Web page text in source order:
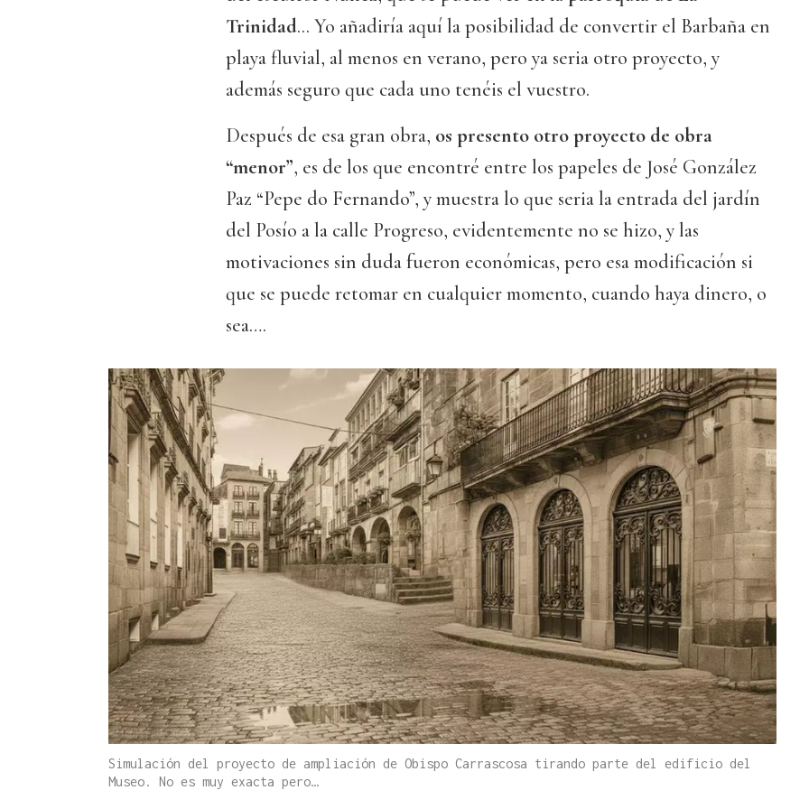
Trinidad... Yo añadiría aquí la posibilidad de convertir el Barbaña en
playa fluvial, al menos en verano, pero ya seria otro proyecto, y
además seguro que cada uno tenéis el vuestro.
Después de esa gran obra, os presento otro proyecto de obra
“menor”, es de los que encontré entre los papeles de José González
Paz “Pepe do Fernando”, y muestra lo que seria la entrada del jardín
del Posío a la calle Progreso, evidentemente no se hizo, y las
motivaciones sin duda fueron económicas, pero esa modificación si
que se puede retomar en cualquier momento, cuando haya dinero, o
sea….
Simulación del proyecto de ampliación de Obispo Carrascosa tirando parte del edificio del
Museo. No es muy exacta pero…